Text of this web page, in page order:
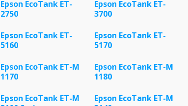
Epson EcoTank ET-
2750
Epson EcoTank ET-
3700
Epson EcoTank ET-
5160
Epson EcoTank ET-
5170
Epson EcoTank ET-M
1170
Epson EcoTank ET-M
1180
Epson EcoTank ET-M
Epson EcoTank ET-M